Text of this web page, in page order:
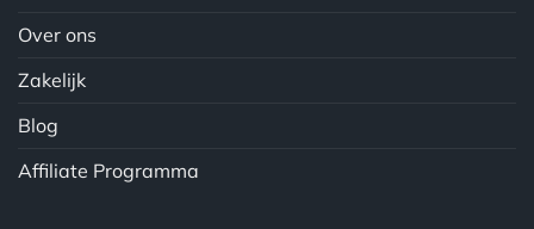
Over ons
Zakelijk
Blog
Affiliate Programma